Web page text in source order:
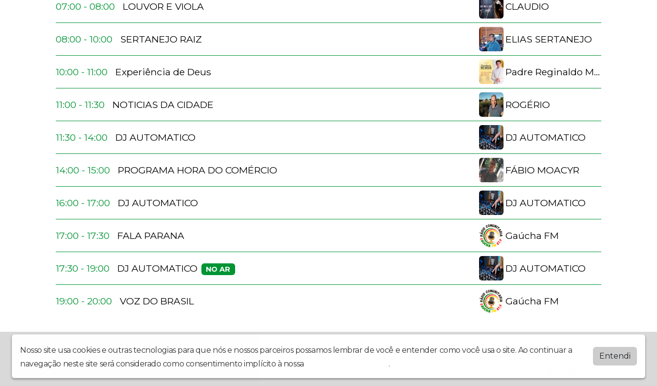
07:00 - 08:00 LOUVOR E VIOLA CLAUDIO
08:00 - 10:00 SERTANEJO RAIZ ELIAS SERTANEJO
10:00 - 11:00 Experiência de Deus Padre Reginaldo Manzotti
11:00 - 11:30 NOTICIAS DA CIDADE ROGÉRIO
11:30 - 14:00 DJ AUTOMATICO DJ AUTOMATICO
14:00 - 15:00 PROGRAMA HORA DO COMÉRCIO FÁBIO MOACYR
16:00 - 17:00 DJ AUTOMATICO DJ AUTOMATICO
17:00 - 17:30 FALA PARANA Gaúcha FM
17:30 - 19:00 DJ AUTOMATICO NO AR DJ AUTOMATICO
19:00 - 20:00 VOZ DO BRASIL Gaúcha FM
Nosso site usa cookies e outras tecnologias para que nós e nossos parceiros possamos lembrar de você e entender como você usa o site. Ao continuar a
navegação neste site será considerado como consentimento implícito à nossa
.
Entendi
Rádio Gaucha FM 87,9 conectando a comunidade com informações atualizadas e programas de entretenimento envolventes.